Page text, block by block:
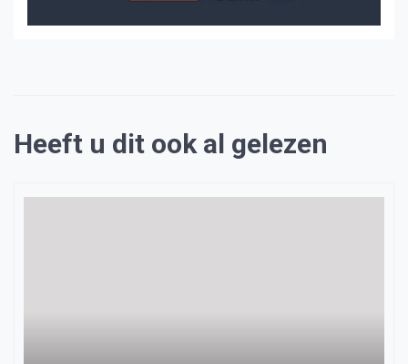
Heeft u dit ook al gelezen